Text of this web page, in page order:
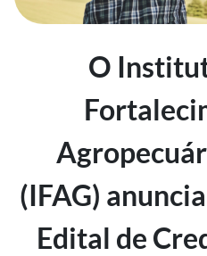
O
(IFAG)
Edital de